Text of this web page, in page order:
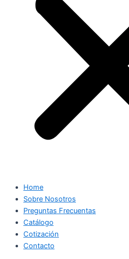
Home
Sobre Nosotros
Preguntas Frecuentas
Catálogo
Cotización
Contacto